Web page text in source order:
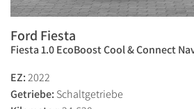
Ford Fiesta
Fiesta 1.0 EcoBoost Cool & Connect
EZ:2022
Getriebe: Schaltgetriebe